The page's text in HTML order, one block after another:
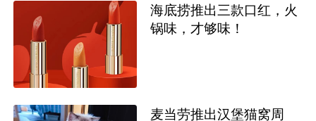
海底捞推出三款口红，火
锅味，才够味！
麦当劳推出汉堡猫窝周